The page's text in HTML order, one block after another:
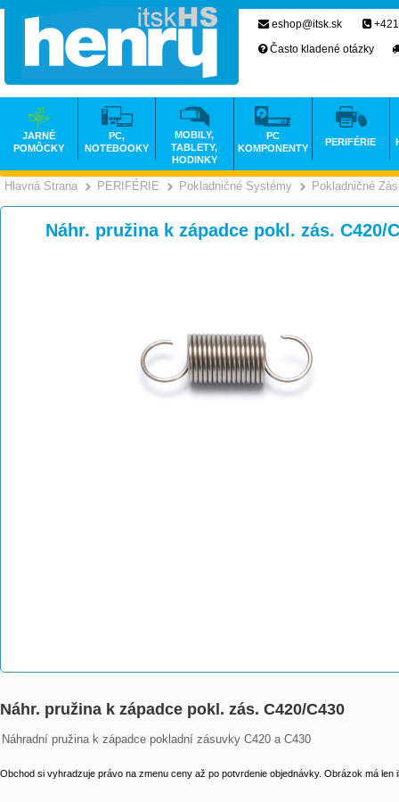
Hlavná Strana >
PERIFÉRIE >
Pokladničné Systémy Pokladničné
Náhr. pružina k západce pokl. zás. C420/
Náhr. pružina k západce pokl. zás. C420/C430
Náhradní pružina k západce pokladní zásuvky C420 a C430
Obchod si vyhradzuje právo na zmenu ceny až po potvrdenie objednávky. Obrázok má len
eshop@itsk.sk
Často kladené otázky
JARNÉ
POMÔCKY
PC,
NOTEBOOKY
MOBILY,
TABLETY,
HODINKY
PC
KOMPONENTY
PERIFÉRIE